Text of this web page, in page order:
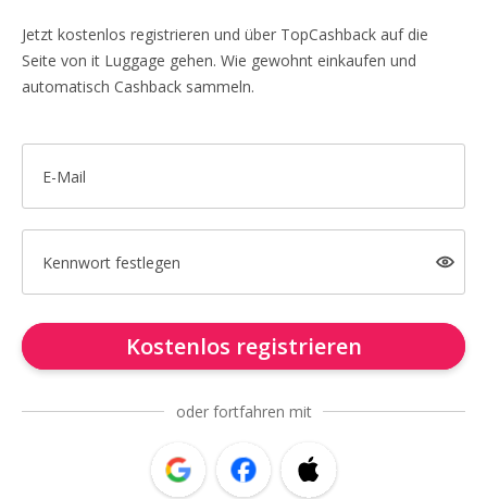
Jetzt kostenlos registrieren und über TopCashback auf die
Seite von it Luggage gehen. Wie gewohnt einkaufen und
automatisch Cashback sammeln.
E-Mail
Kennwort festlegen
Kostenlos registrieren
oder fortfahren mit